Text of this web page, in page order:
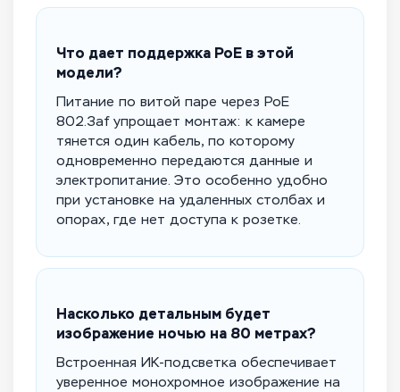
Что дает поддержка PoE в этой
модели?
Питание по витой паре через PoE
802.3af упрощает монтаж: к камере
тянется один кабель, по которому
одновременно передаются данные и
электропитание. Это особенно удобно
при установке на удаленных столбах и
опорах, где нет доступа к розетке.
Насколько детальным будет
изображение ночью на 80 метрах?
Встроенная ИК-подсветка обеспечивает
уверенное монохромное изображение на